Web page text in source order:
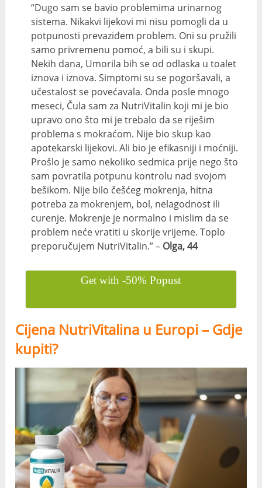
“Dugo sam se bavio problemima urinarnog
sistema. Nikakvi lijekovi mi nisu pomogli da u
potpunosti prevaziđem problem. Oni su pružili
samo privremenu pomoć, a bili su i skupi.
Nekih dana, Umorila bih se od odlaska u toalet
iznova i iznova. Simptomi su se pogoršavali, a
učestalost se povećavala. Onda posle mnogo
meseci, Čula sam za NutriVitalin koji mi je bio
upravo ono što mi je trebalo da se riješim
problema s mokraćom. Nije bio skup kao
apotekarski lijekovi. Ali bio je efikasniji i moćniji.
Prošlo je samo nekoliko sedmica prije nego što
sam povratila potpunu kontrolu nad svojom
bešikom. Nije bilo češćeg mokrenja, hitna
potreba za mokrenjem, bol, nelagodnost ili
curenje. Mokrenje je normalno i mislim da se
problem neće vratiti u skorije vrijeme. Toplo
preporučujem NutriVitalin.” – Olga, 44
Get with -50% Popust
Cijena NutriVitalina u Europi – Gdje
kupiti?